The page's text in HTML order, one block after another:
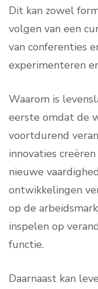
Dit kan zowel
volgen van een
van conferenties
experimenteren
Waarom is
eerste omdat de
voortdurend
innovaties
nieuwe
ontwikkelingen
op de
inspelen op
functie.
Daarnaast kan